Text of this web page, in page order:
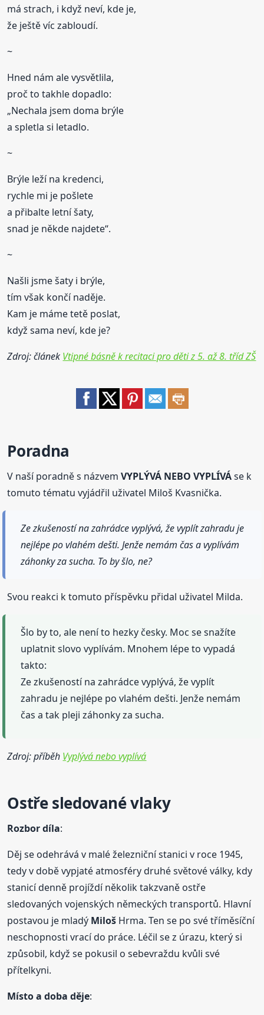
má strach, i když neví, kde je,
že ještě víc zabloudí.
~
Hned nám ale vysvětlila,
proč to takhle dopadlo:
„Nechala jsem doma brýle
a spletla si letadlo.
~
Brýle leží na kredenci,
rychle mi je pošlete
a přibalte letní šaty,
snad je někde najdete“.
~
Našli jsme šaty i brýle,
tím však končí naděje.
Kam je máme tetě poslat,
když sama neví, kde je?
Zdroj: článek Vtipné básně k recitaci pro děti z 5. až 8. tříd ZŠ
Poradna
V naší poradně s názvemVYPLÝVÁ NEBO VYPLÍVÁse k
tomuto tématu vyjádřil uživatel Miloš Kvasnička.
Ze zkušeností na zahrádce vyplývá, že vyplít zahradu je
nejlépe po vlahém dešti. Jenže nemám čas a vyplívám
záhonky za sucha. To by šlo, ne?
Svou reakci k tomuto příspěvku přidal uživatel Milda.
Šlo by to, ale není to hezky česky. Moc se snažíte
uplatnit slovo vyplívám. Mnohem lépe to vypadá
takto:
Ze zkušeností na zahrádce vyplývá, že vyplít
zahradu je nejlépe po vlahém dešti. Jenže nemám
čas a tak pleji záhonky za sucha.
Zdroj: příběh Vyplývá nebo vyplívá
Ostře sledované vlaky
Rozbor díla:
Děj se odehrává v malé železniční stanici v roce 1945,
tedy v době vypjaté atmosféry druhé světové války, kdy
stanicí denně projíždí několik takzvaně ostře
sledovaných vojenských německých transportů. Hlavní
postavou je mladý Miloš Hrma. Ten se po své tříměsíční
neschopnosti vrací do práce. Léčil se z úrazu, který si
způsobil, když se pokusil o sebevraždu kvůli své
přítelkyni.
Místo a doba děje: